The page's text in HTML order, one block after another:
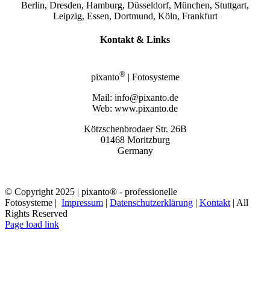
Berlin, Dresden, Hamburg, Düsseldorf, München, Stuttgart,
Leipzig, Essen, Dortmund, Köln, Frankfurt
Kontakt & Links
pixanto®| Fotosysteme
Mail: info@pixanto.de
Web: www.pixanto.de
Kötzschenbrodaer Str. 26B
01468 Moritzburg
Germany
© Copyright 2025 | pixanto® - professionelle
Fotosysteme | Impressum | Datenschutzerklärung | Kontakt | All
Rights Reserved
Page load link